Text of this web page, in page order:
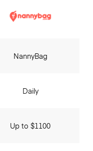
NannyBag
Daily
Up to $1100